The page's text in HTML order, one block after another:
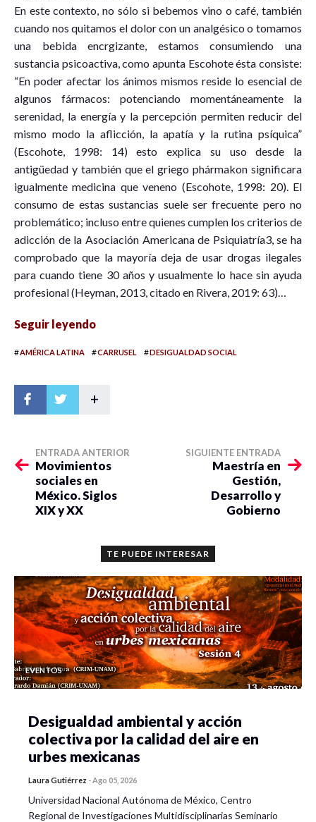
En este contexto, no sólo si bebemos vino o café, también
cuando nos quitamos el dolor con un analgésico o tomamos
una bebida encrgizante, estamos consumiendo una
sustancia psicoactiva, como apunta Escohote ésta consiste:
“En poder afectar los ánimos mismos reside lo esencial de
algunos fármacos: potenciando momentáneamente la
serenidad, la energía y la percepción permiten reducir del
mismo modo la aflicción, la apatía y la rutina psíquica”
(Escohote, 1998: 14) esto explica su uso desde la
antigüedad y también que el griego phármakon significara
igualmente medicina que veneno (Escohote, 1998: 20). El
consumo de estas sustancias suele ser frecuente pero no
problemático; incluso entre quienes cumplen los criterios de
adicción de la Asociación Americana de Psiquiatría3, se ha
comprobado que la mayoría deja de usar drogas ilegales
para cuando tiene 30 años y usualmente lo hace sin ayuda
profesional (Heyman, 2013, citado en Rivera, 2019: 63)…
Seguir leyendo
#AMÉRICA LATINA #CARRUSEL #DESIGUALDAD SOCIAL
+
ENTRADA ANTERIOR
Movimientos
sociales en
México. Siglos
XIX y XX
SIGUIENTE ENTRADA
Maestría en
Gestión,
Desarrollo y
Gobierno
TE PUEDE INTERESAR
EVENTOS
Desigualdad ambiental y acción
colectiva por la calidad del aire en
urbes mexicanas
Laura Gutiérrez - Ago 05, 2026
Universidad Nacional Autónoma de México, Centro
Regional de Investigaciones Multidisciplinarias Seminario